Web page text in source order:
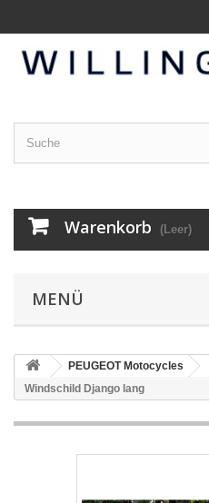
Warenkorb (Leer)
MENÜ
PEUGEOT Motocycles
Windschild Django lang